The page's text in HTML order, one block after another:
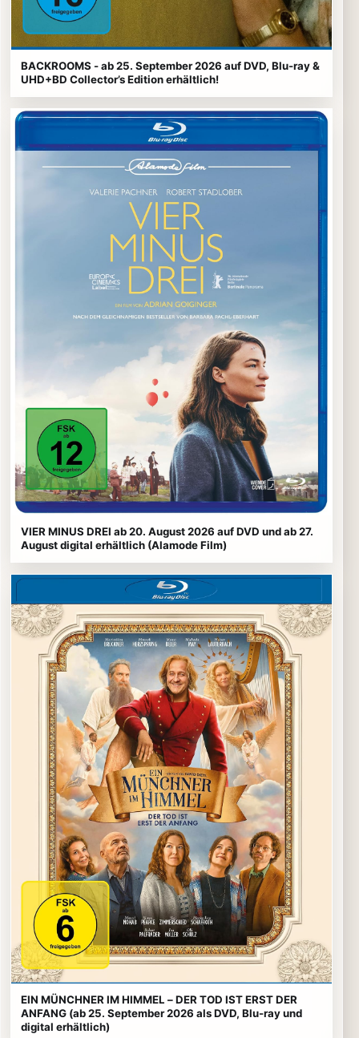
BACKROOMS - ab 25. September 2026 auf DVD, Blu-ray &
UHD+BD Collector’s Edition erhältlich!
VIER MINUS DREI ab 20. August 2026 auf DVD und ab 27.
August digital erhältlich (Alamode Film)
EIN MÜNCHNER IM HIMMEL – DER TOD IST ERST DER
ANFANG (ab 25. September 2026 als DVD, Blu-ray und
digital erhältlich)